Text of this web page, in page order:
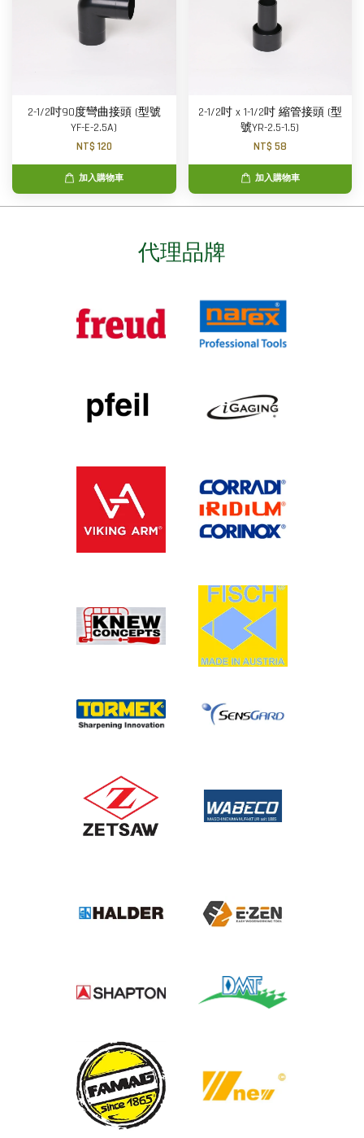
2-1/2吋90度彎曲接頭 (型號
YF-E-2.5A)
NT$ 120
加入購物車
2-1/2吋 x 1-1/2吋 縮管接頭 (型
號YR-2.5-1.5)
NT$ 58
加入購物車
代理品牌